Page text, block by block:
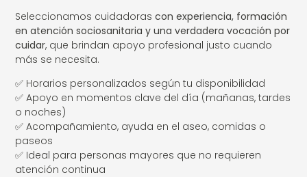
Seleccionamos cuidadorascon experiencia, formación
en atención sociosanitaria y una verdadera vocación por
cuidar, que brindan apoyo profesional justo cuando
más se necesita.
✅ Horarios personalizados según tu disponibilidad
✅ Apoyo en momentos clave del día (mañanas, tardes
o noches)
✅ Acompañamiento, ayuda en el aseo, comidas o
paseos
✅ Ideal para personas mayores que no requieren
atención continua